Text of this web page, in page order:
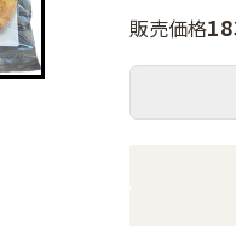
販売価格